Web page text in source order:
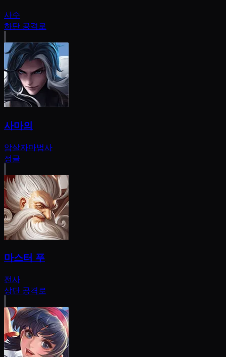
사수
하단 공격로
사마의
암살자마법사
정글
마스터 푸
전사
상단 공격로